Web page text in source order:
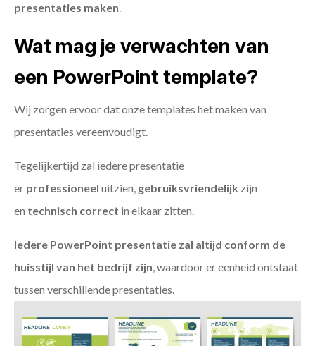
presentaties maken.
Wat mag je verwachten van
een PowerPoint template?
Wij zorgen ervoor dat onze templates het maken van
presentaties vereenvoudigt.
Tegelijkertijd zal iedere presentatie
er professioneel uitzien, gebruiksvriendelijk zijn
en technisch correct in elkaar zitten.
Iedere PowerPoint presentatie zal altijd conform de
huisstijl van het bedrijf zijn, waardoor er eenheid ontstaat
tussen verschillende presentaties.